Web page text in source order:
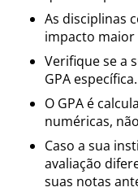
As disciplinas
impacto maior
Verifique se a
GPA específica.
O GPA é
numéricas,
Caso a sua
avaliação
suas notas